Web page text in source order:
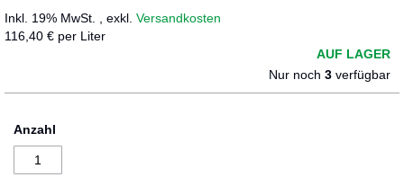
Inkl. 19% MwSt. exkl. Versandkosten
116,40 € per Liter
AUF LAGER
Nur noch 3 verfügbar
Anzahl